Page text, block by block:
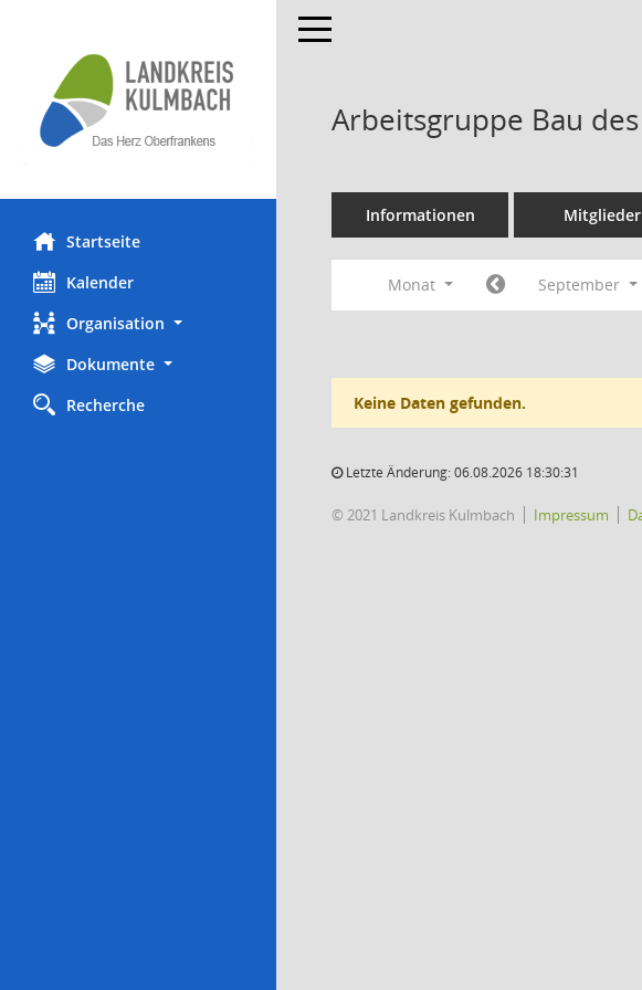
Startseite
Kalender
Organisation
Dokumente
Recherche
Toggle navigation
Arbeitsgruppe Bau
Informationen Mitglieder
Monat September
Keine Daten gefunden.
Letzte Änderung: 06.08.2026 18:30:31
© 2021 Landkreis Kulmbach Impressum